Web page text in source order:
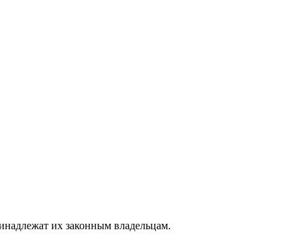
их законным владельцам.